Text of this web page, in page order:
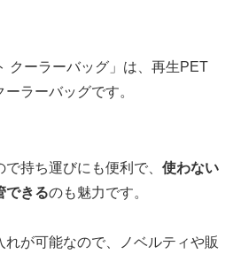
クーラーバッグ」は、再生PET
ラーバッグです。
持ち運びにも便利で、 使わない
できるのも魅力です。
れが可能なので、ノベルティや販